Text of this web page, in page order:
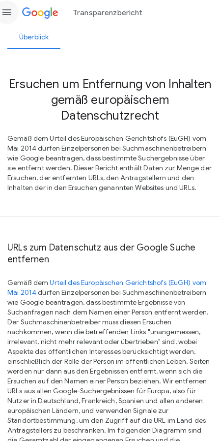
menu Transparenzbericht
Überblick
Ersuchen um Entfernung von Inhalten
gemäß europäischem
Datenschutzrecht
Gemäß dem Urteil des Europäischen Gerichtshofs (EuGH) vom
Mai 2014 dürfen Einzelpersonen bei Suchmaschinenbetreibern
wie Google beantragen, dass bestimmte Suchergebnisse über
sie entfernt werden. Dieser Bericht enthält Daten zur Menge der
Ersuchen, der entfernten URLs, den Antragstellern und den
Inhalten der in den Ersuchen genannten Websites und URLs.
URLs zum Datenschutz aus der Google Suche
entfernen
Gemäß demUrteil des Europäischen Gerichtshofs (EuGH) vom
Mai 2014dürfen Einzelpersonen bei Suchmaschinenbetreibern
wie Google beantragen, dass bestimmte Ergebnisse von
Suchanfragen nach dem Namen einer Person entfernt werden.
Der Suchmaschinenbetreiber muss diesen Ersuchen
nachkommen, wenn die betreffenden Links "unangemessen,
irrelevant, nicht mehr relevant oder übertrieben" sind, wobei
Aspekte des öffentlichen Interesses berücksichtigt werden,
einschließlich der Rolle der Person im öffentlichen Leben. Seiten
werden nur dann aus den Ergebnissen entfernt, wenn sich die
Ersuchen auf den Namen einer Person beziehen. Wir entfernen
URLs aus allen Google-Suchergebnissen für Europa, also für
Nutzer in Deutschland, Frankreich, Spanien und allen anderen
europäischen Ländern, und verwenden Signale zur
Standortbestimmung, um den Zugriff auf die URL im Land des
Antragstellers zu beschränken. Im folgenden Diagramm sind